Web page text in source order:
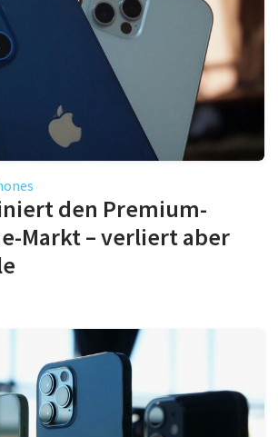
den Premium-
Markt – verliert aber